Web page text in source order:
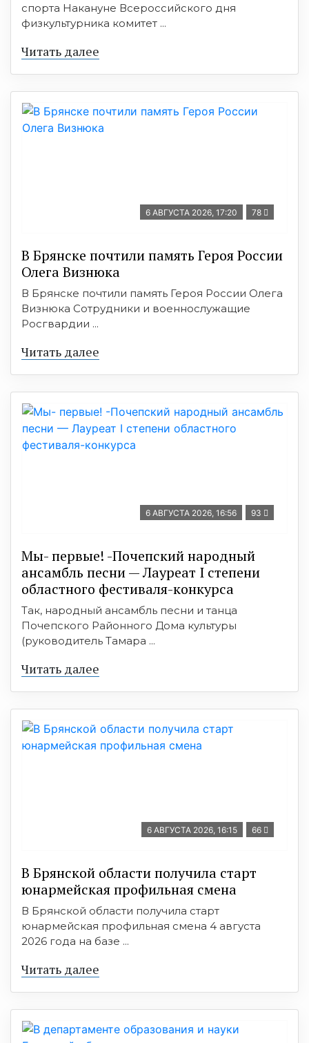
спорта Накануне Всероссийского дня
физкультурника комитет ...
Читать далее
6 АВГУСТА 2026, 17:20 78
В Брянске почтили память Героя России
Олега Визнюка
В Брянске почтили память Героя России Олега
Визнюка Сотрудники и военнослужащие
Росгвардии ...
Читать далее
6 АВГУСТА 2026, 16:56 93
Мы- первые! -Почепский народный
ансамбль песни — Лауреат I степени
областного фестиваля-конкурса
Так, народный ансамбль песни и танца
Почепского Районного Дома культуры
(руководитель Тамара ...
Читать далее
6 АВГУСТА 2026, 16:15 66
В Брянской области получила старт
юнармейская профильная смена
В Брянской области получила старт
юнармейская профильная смена 4 августа
2026 года на базе ...
Читать далее